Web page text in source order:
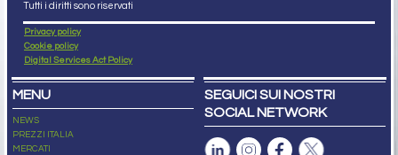
Tutti i diritti sono riservati
Privacy policy
Cookie policy
Digital Services Act Policy
MENU
NEWS
PREZZI ITALIA
MERCATI
SEGUICI SUI NOSTRI
SOCIAL NETWORK